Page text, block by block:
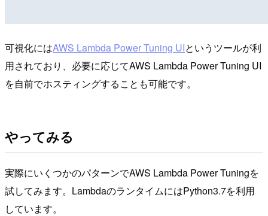
可視化にはAWS Lambda Power Tuning UIというツールが利
用されており、必要に応じてAWS Lambda Power Tuning UI
を自前でホスティングすることも可能です。
やってみる
実際にいくつかのパターンでAWS Lambda Power Tuningを
試してみます。LambdaのランタイムにはPython3.7を利用
しています。